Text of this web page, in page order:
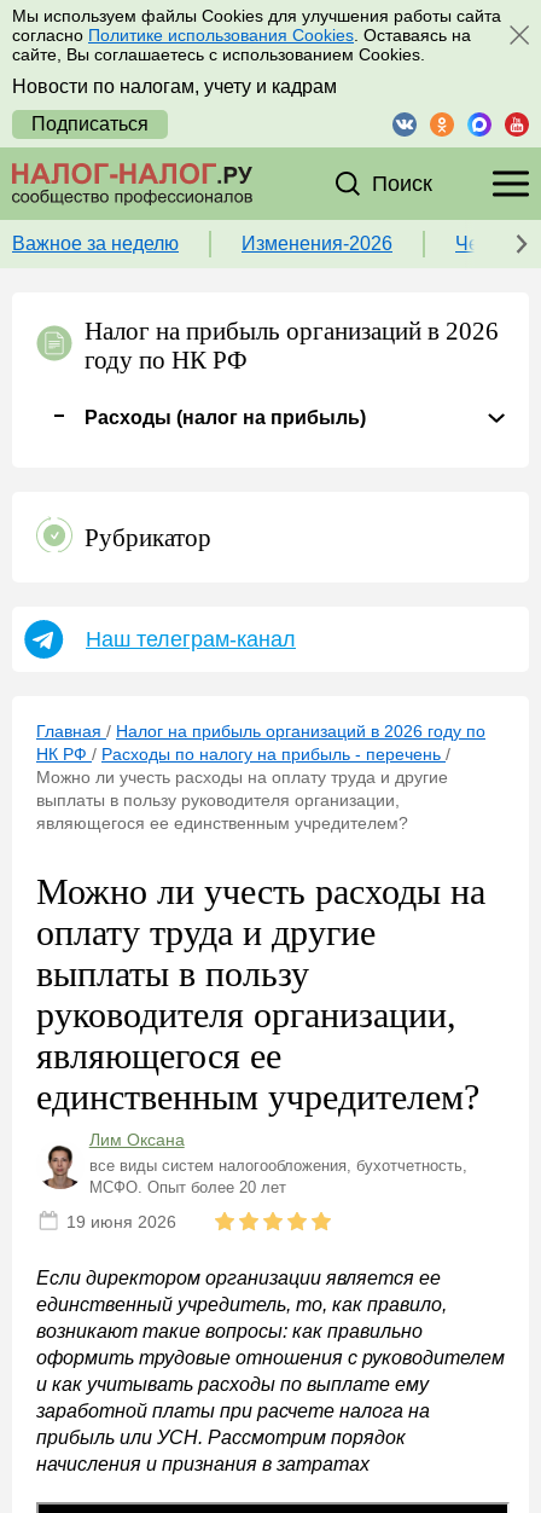
Мы используем файлы Cookies для улучшения работы сайта
согласно Политике использования Cookies . Оставаясь на
сайте, Вы соглашаетесь с использованием Cookies.
Новости по налогам, учету и кадрам
Подписаться
Поиск
Важное за неделю Изменения-2026 Чек-
Налог на прибыль организаций в 2026
году по НК РФ
Расходы (налог на прибыль)
Рубрикатор
Наш телеграм-канал
Главная / Налог на прибыль организаций в 2026 году по
НК РФ / Расходы по налогу на прибыль - перечень /
Можно ли учесть расходы на оплату труда и другие
выплаты в пользу руководителя организации,
являющегося ее единственным учредителем?
Можно ли учесть расходы на
оплату труда и другие
выплаты в пользу
руководителя организации,
являющегося ее
единственным учредителем?
Лим Оксана
все виды систем налогообложения, бухотчетность,
МСФО. Опыт более 20 лет
19 июня 2026
Если директором организации является ее
единственный учредитель, то, как правило,
возникают такие вопросы: как правильно
оформить трудовые отношения с руководителем
и как учитывать расходы по выплате ему
заработной платы при расчете налога на
прибыль или УСН. Рассмотрим порядок
начисления и признания в затратах